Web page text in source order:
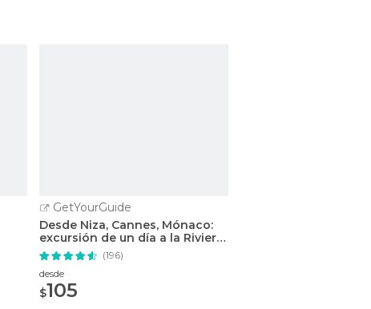
GetYourGuide
Desde Niza, Cannes, Mónaco:
excursión de un día a la Riviera
francesa
(196)
desde
$105